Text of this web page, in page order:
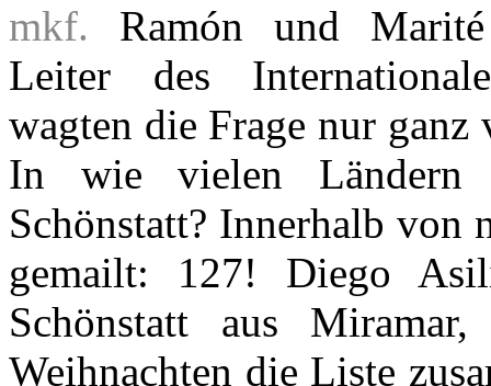
mkf. Ramón und
Leiter des
wagten die Frage nur
In wie vielen Ländern
Schönstatt? Innerhalb
gemailt: 127! Diego
Schönstatt aus
Weihnachten die Liste